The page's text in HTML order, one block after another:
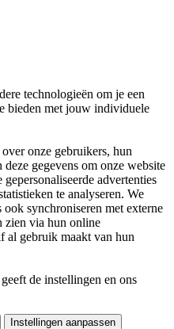
technologieën om je een
bieden met jouw individuele
onze gebruikers, hun
gegevens om onze website
advertenties
te analyseren. We
synchroniseren met externe
zien via hun online
al gebruik maakt van hun
de instellingen en ons
Instellingen aanpassen